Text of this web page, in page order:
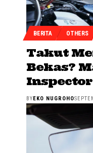
BERITA OTHERS
Takut
Bekas?
BY EKO NUGROHO